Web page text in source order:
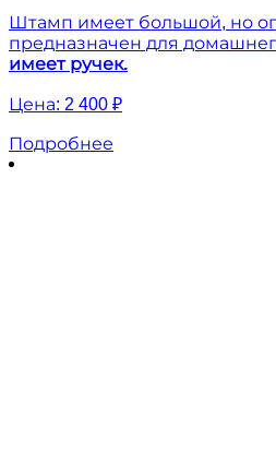
Штамп имеет большой, но
предназначен для
имеет ручек.
Цена: 2 400 ₽
Подробнее